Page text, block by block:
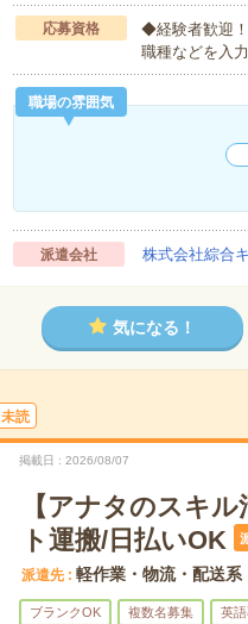
応募資格
◆経験者歓迎
職種などを入
職場の雰囲気
派遣会社 株式会社綜合
気になる！
未読
掲載日 2026/08/07
【アナタのスキ
ト運搬/日払いOK
派遣先 軽作業・物流・配送系
ブランクOK 複数名募集 英